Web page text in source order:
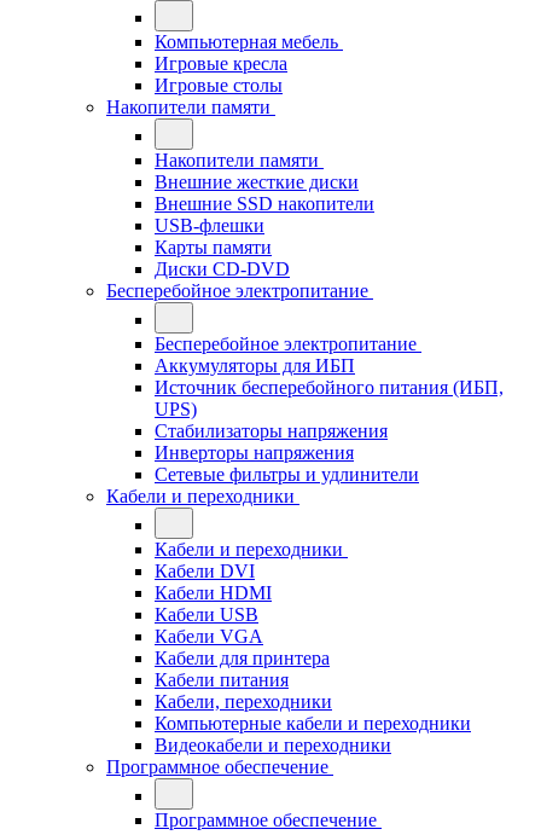
Компьютерная мебель
Игровые кресла
Игровые столы
Накопители памяти
Накопители памяти
Внешние жесткие диски
Внешние SSD накопители
USB-флешки
Карты памяти
Диски CD-DVD
Бесперебойное электропитание
Бесперебойное электропитание
Аккумуляторы для ИБП
Источник бесперебойного питания (ИБП,
UPS)
Стабилизаторы напряжения
Инверторы напряжения
Сетевые фильтры и удлинители
Кабели и переходники
Кабели и переходники
Кабели DVI
Кабели HDMI
Кабели USB
Кабели VGA
Кабели для принтера
Кабели питания
Кабели, переходники
Компьютерные кабели и переходники
Видеокабели и переходники
Программное обеспечение
Программное обеспечение